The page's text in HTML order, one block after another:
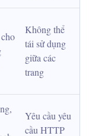
Không thể
tái sử dụng
giữa các
trang
Yêu cầu yêu
cầu HTTP